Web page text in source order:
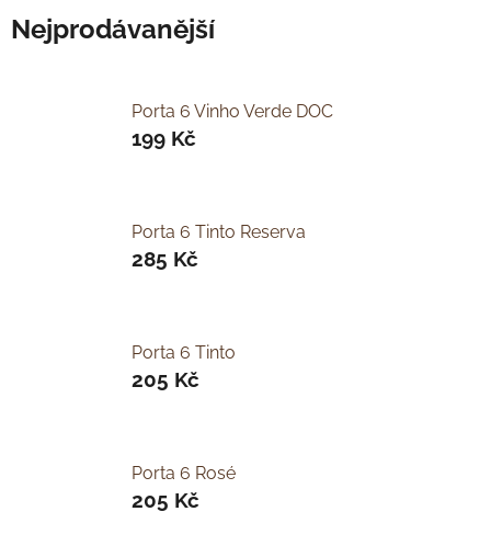
Nejprodávanější
Porta 6 Vinho Verde DOC
199 Kč
Porta 6 Tinto Reserva
285 Kč
Porta 6 Tinto
205 Kč
Porta 6 Rosé
205 Kč